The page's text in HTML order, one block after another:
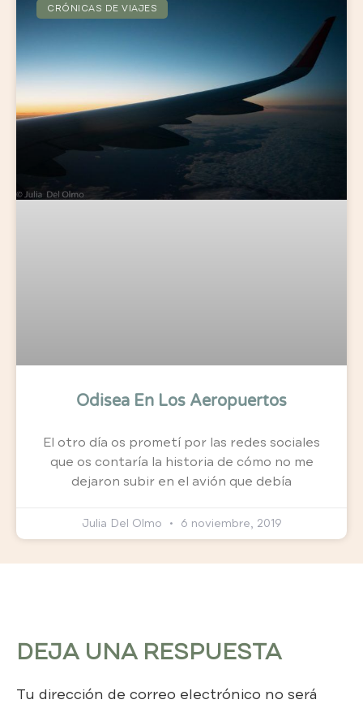
CRÓNICAS DE VIAJES
Odisea En Los Aeropuertos
El otro día os prometí por las redes sociales
que os contaría la historia de cómo no me
dejaron subir en el avión que debía
Julia Del Olmo 6 noviembre, 2019
DEJA UNA RESPUESTA
Tu dirección de correo electrónico no será